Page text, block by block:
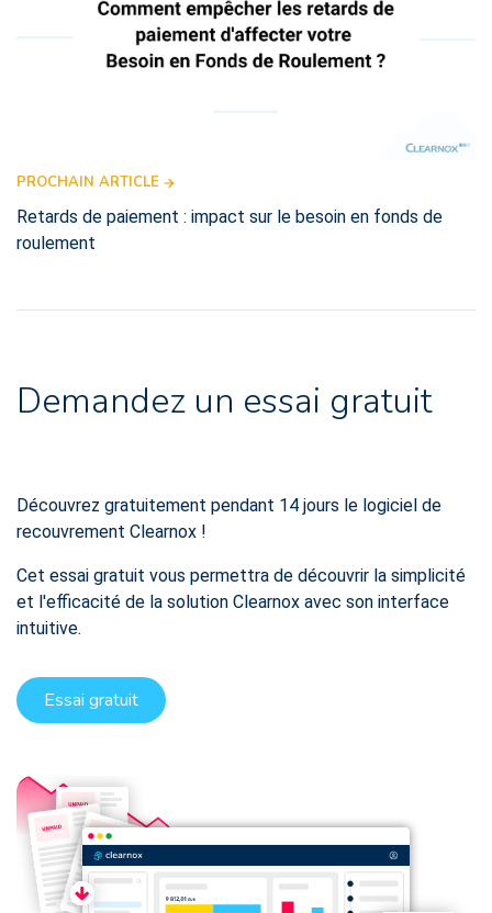
PROCHAIN ARTICLE
Retards de paiement : impact sur le besoin en fonds de
roulement
Demandez un essai gratuit
Découvrez gratuitement pendant 14 jours le logiciel de
recouvrement Clearnox !
Cet essai gratuit vous permettra de découvrir la simplicité
et l'efficacité de la solution Clearnox avec son interface
intuitive.
Essai gratuit